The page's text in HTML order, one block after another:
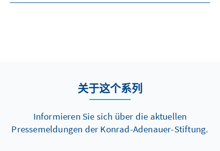
关于这个系列
Informieren Sie sich über die aktuellen
Pressemeldungen der Konrad-Adenauer-Stiftung.